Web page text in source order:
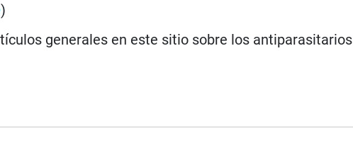
)
generales en este sitio sobre los antiparasitarios